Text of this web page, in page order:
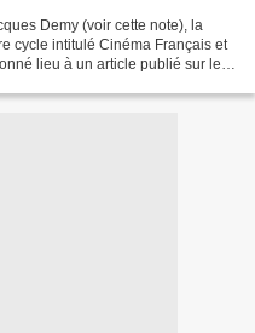
Demy (voir cette note), la
cycle intitulé Cinéma Français et
lieu à un article publié sur le